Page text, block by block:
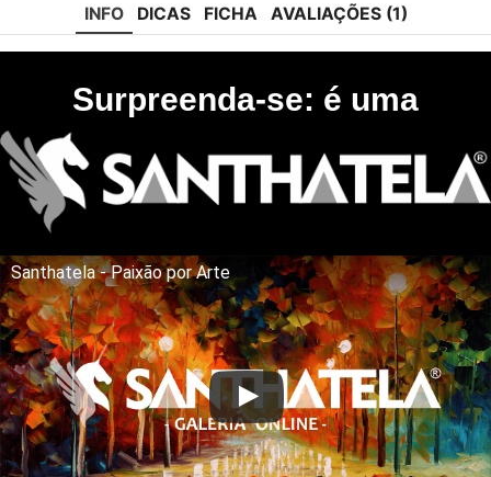
INFO DICAS FICHA AVALIAÇÕES (1)
Surpreenda-se: é uma
Santhatela - Paixão por Arte